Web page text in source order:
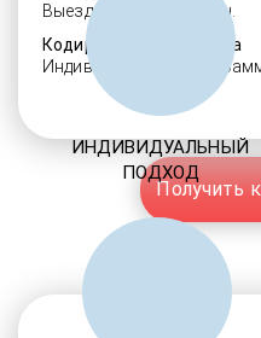
Выезд в течение 30 мин.
Кодировка алкоголизма
Индивидуальные
Получить
ИНДИВИДУАЛЬНЫЙ
ПОДХОД